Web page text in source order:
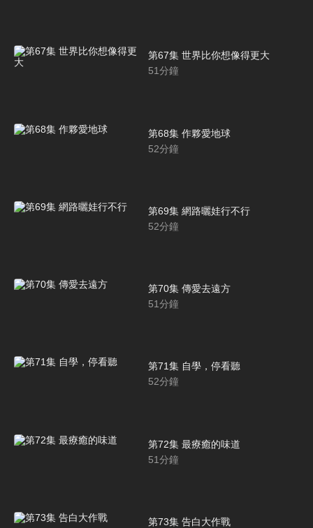
第67集 世界比你想像得更大
51分鐘
第68集 作夥愛地球
52分鐘
第69集 網路曬娃行不行
52分鐘
第70集 傳愛去遠方
51分鐘
第71集 自學，停看聽
52分鐘
第72集 最療癒的味道
51分鐘
第73集 告白大作戰